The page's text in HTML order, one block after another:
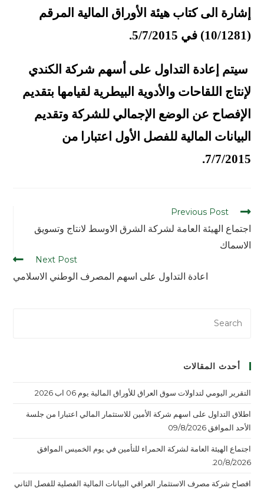
إشارة الى كتاب هيئة الأوراق المالية المرقم
(10/1281) في 5/7/2015.
سيتم إعادة التداول على أسهم شركة الكندي
لإنتاج اللقاحات والأدوية البيطرية لقيامها بتقديم
الإفصاح عن الوضع الإجمالي للشركة وتقديم
البيانات المالية للفصل الأول اعتبارا من
7/7/2015.
Previous Post
اجتماع الهيئة العامة لشركة الشرق الاوسط لانتاج وتسويق
الاسماك
Next Post
اعادة التداول على اسهم المصرف الوطني الاسلامي
أحدث المقالات
التقرير اليومي لتداولات سوق العراق للأوراق المالية يوم 06 اب 2026
اطلاق التداول على اسهم شركة الأمين للاستثمار المالي اعتبارا من جلسة
الأحد الموافق 09/8/2026
اجتماع الهيئة العامة لشركة الحمراء للتأمين في يوم الخميس الموافق
20/8/2026.
افصاح شركة مصرف الاستثمار العراقي البيانات المالية الفصلية للفصل الثاني